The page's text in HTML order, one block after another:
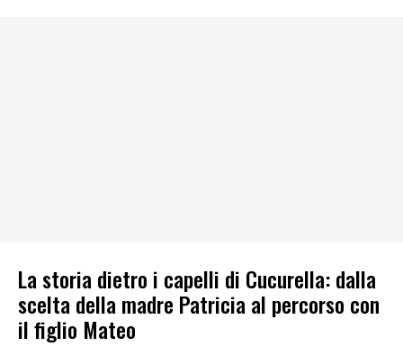
La storia dietro i capelli di Cucurella: dalla
scelta della madre Patricia al percorso con
il figlio Mateo